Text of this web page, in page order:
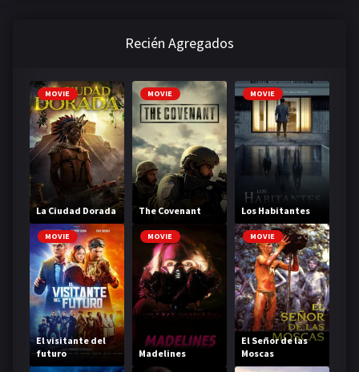
Recién Agregados
MOVIE
La Ciudad Dorada
MOVIE
The Covenant
MOVIE
Los Habitantes
MOVIE
El visitante del
futuro
MOVIE
Madelines
MOVIE
El Señor de las
Moscas